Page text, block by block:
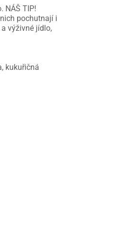
NÁŠ TIP!
pochutnají i
výživné jídlo,
kukuřičná